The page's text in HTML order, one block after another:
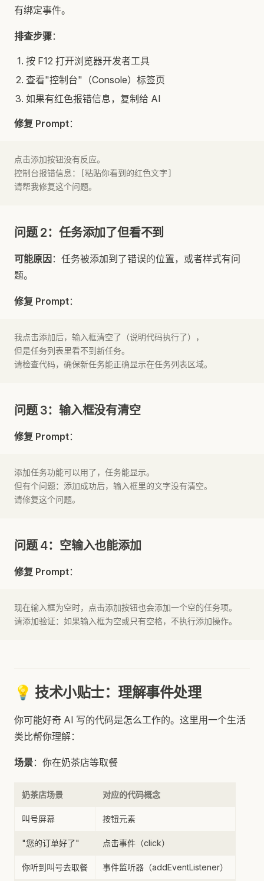
有绑定事件。
排查步骤：
按 F12 打开浏览器开发者工具
查看"控制台"（Console）标签页
如果有红色报错信息，复制给 AI
修复 Prompt：
点击添加按钮没有反应。
控制台报错信息：[粘贴你看到的红色文字]
请帮我修复这个问题。
问题 2：任务添加了但看不到
可能原因 ：任务被添加到了错误的位置，或者样式有问
题。
修复 Prompt：
我点击添加后，输入框清空了（说明代码执行了），
但是任务列表里看不到新任务。
请检查代码，确保新任务能正确显示在任务列表区域。
问题 3：输入框没有清空
修复 Prompt：
添加任务功能可以用了，任务能显示。
但有个问题：添加成功后，输入框里的文字没有清空。
请修复这个问题。
问题 4：空输入也能添加
修复 Prompt：
现在输入框为空时，点击添加按钮也会添加一个空的任务项。
请添加验证：如果输入框为空或只有空格，不执行添加操作。
💡 技术小贴士：理解事件处理
你可能好奇 AI 写的代码是怎么工作的。这里用一个生活
类比帮你理解：
场景：你在奶茶店等取餐
奶茶店场景 对应的代码概念
叫号屏幕 按钮元素
"您的订单好了" 点击事件（click）
你听到叫号去取餐 事件监听器（addEventListener）